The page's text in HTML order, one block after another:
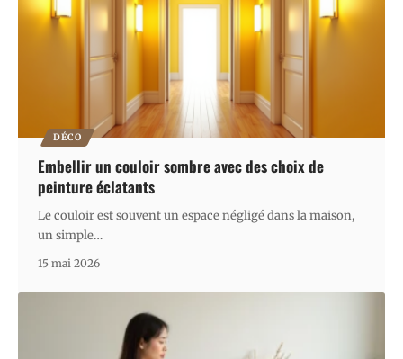
DÉCO
Embellir un couloir sombre avec des choix de
peinture éclatants
Le couloir est souvent un espace négligé dans la maison,
un simple…
15 mai 2026